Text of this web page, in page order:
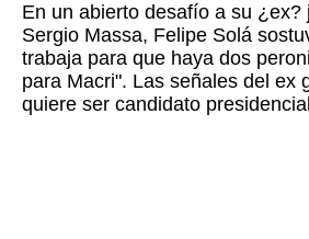
En un abierto desafío a su ¿ex?
Sergio Massa, Felipe Solá
trabaja para que haya dos
para Macri". Las señales del ex
quiere ser candidato